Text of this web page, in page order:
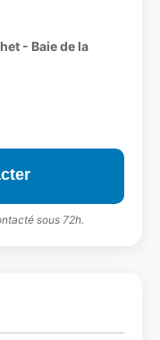
- Baie de la
sous 72h.